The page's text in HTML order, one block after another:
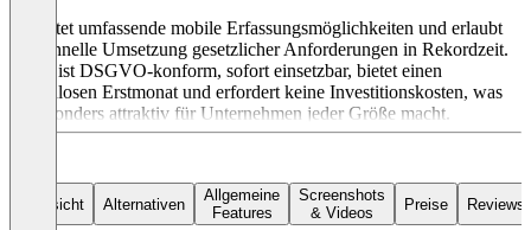
Es bietet umfassende mobile Erfassungsmöglichkeiten und erlaubt
die schnelle Umsetzung gesetzlicher Anforderungen in Rekordzeit.
ZWO ist DSGVO-konform, sofort einsetzbar, bietet einen
kostenlosen Erstmonat und erfordert keine Investitionskosten, was
es besonders attraktiv für Unternehmen jeder Größe macht.
Übersicht Alternativen
Allgemeine
Features
Screenshots
& Videos
Preise Reviews